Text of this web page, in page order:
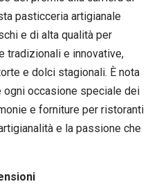
pasticceria artigianale
e di alta qualità per
tradizionali e innovative,
e dolci stagionali. È nota
occasione speciale dei
e forniture per ristoranti
e la passione che